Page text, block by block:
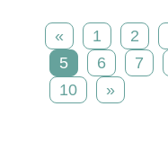
« 1 2
5
6 7
10
»